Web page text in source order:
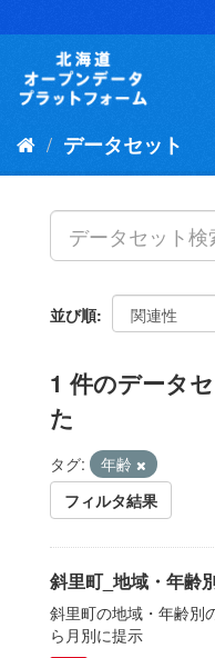
キ
データセット
並び順
1 件のデータ
た
タグ:
年齢
フィルタ結果
斜里町_地域・年齢
斜里町の地域・年齢別
ら月別に提示